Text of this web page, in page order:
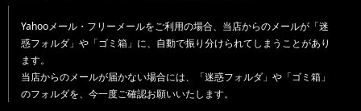
Yahooメール・フリーメールをご利用の場合、当店からのメールが「迷
惑フォルダ」や「ゴミ箱」に、自動で振り分けられてしまうことがあり
ます。
当店からのメールが届かない場合には、「迷惑フォルダ」や「ゴミ箱」
のフォルダを、今一度ご確認お願いいたします。